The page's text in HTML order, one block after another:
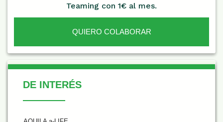
Teaming con 1€ al mes.
QUIERO COLABORAR
De Interés
DE INTERÉS